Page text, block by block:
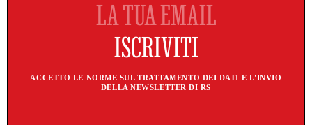
ACCETTO LE NORME SUL TRATTAMENTO DEI DATI E L'INVIO
DELLA NEWSLETTER DI RS